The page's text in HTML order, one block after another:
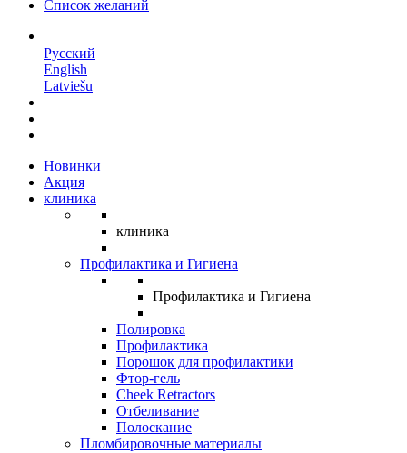
Список желаний
Русский
English
Latviešu
Новинки
Акция
клиника
клиника
Профилактика и Гигиена
Профилактика и Гигиена
Полировка
Профилактика
Порошок для профилактики
Фтор-гель
Cheek Retractors
Отбеливание
Полоскание
Пломбировочные материалы